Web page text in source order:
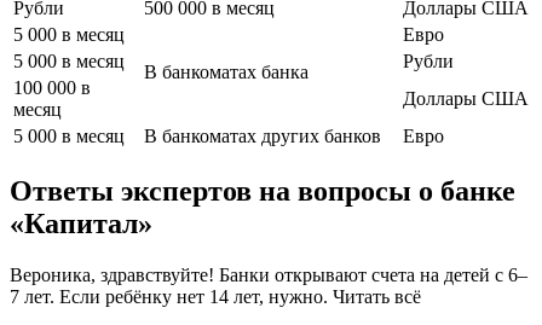
Рубли 500 000 в месяц
Доллары США
5 000 в месяц
В банкоматах банка
Евро
5 000 в месяц
Рубли
100 000 в
месяц
Доллары США
5 000 в месяц
В банкоматах других банков Евро
Ответы экспертов на вопросы о банке
«Капитал»
Вероника, здравствуйте! Банки открывают счета на детей с 6–
7 лет. Если ребёнку нет 14 лет, нужно. Читать всё